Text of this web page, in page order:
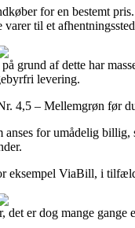
for en bestemt
til et
af dette har
levering.
4,5 – Mellemgrøn før
for umådelig
eksempel ViaBill, i
det er dog mange gange